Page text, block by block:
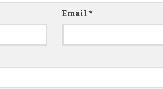
Email *